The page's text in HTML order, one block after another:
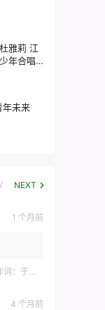
雅莉 江
年未来
NEXT
1 个月前
演唱：于萌萌
4 个月前